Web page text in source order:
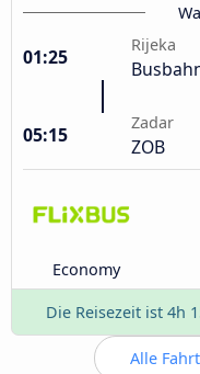
01:25
Rijeka
05:15
Zadar
ZOB
Economy
Die Reisezeit ist 4h
Alle